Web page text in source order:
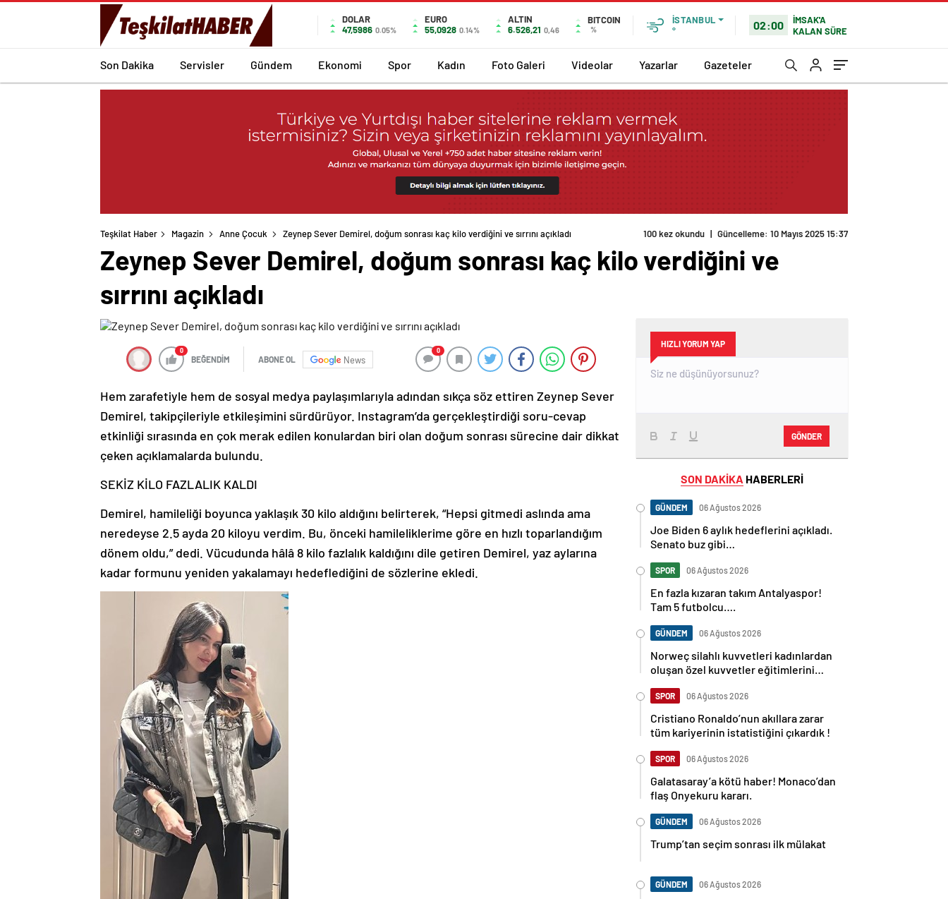
DOLAR
47,5986 0.05%
EURO
55,0928 0.14%
ALTIN
6.526,21 0,46
BITCOIN
%
İSTANBUL
°
02:00
İMSAK'A
KALAN SÜRE
Son Dakika Servisler Gündem Ekonomi Spor Kadın Foto Galeri Videolar Yazarlar Gazeteler
Teşkilat Haber Magazin Anne Çocuk Zeynep Sever Demirel, doğum sonrası kaç kilo verdiğini ve sırrını açıkladı 100 kez okundu | Güncelleme: 10 Mayıs 2025 15:37
Zeynep Sever Demirel, doğum sonrası kaç kilo verdiğini ve
sırrını açıkladı
0
BEĞENDİM ABONE OL News
0
Hem zarafetiyle hem de sosyal medya paylaşımlarıyla adından sıkça söz ettiren Zeynep Sever
Demirel, takipçileriyle etkileşimini sürdürüyor. Instagram’da gerçekleştirdiği soru-cevap
etkinliği sırasında en çok merak edilen konulardan biri olan doğum sonrası sürecine dair dikkat
çeken açıklamalarda bulundu.
SEKİZ KİLO FAZLALIK KALDI
Demirel, hamileliği boyunca yaklaşık 30 kilo aldığını belirterek, “Hepsi gitmedi aslında ama
neredeyse 2.5 ayda 20 kiloyu verdim. Bu, önceki hamileliklerime göre en hızlı toparlandığım
dönem oldu,” dedi. Vücudunda hâlâ 8 kilo fazlalık kaldığını dile getiren Demirel, yaz aylarına
kadar formunu yeniden yakalamayı hedeflediğini de sözlerine ekledi.
HIZLI YORUM YAP
GÖNDER
SON DAKİKA HABERLERİ
GÜNDEM 06 Ağustos 2026
Joe Biden 6 aylık hedeflerini açıkladı.
Senato buz gibi…
SPOR 06 Ağustos 2026
En fazla kızaran takım Antalyaspor!
Tam 5 futbolcu….
GÜNDEM 06 Ağustos 2026
Norweç silahlı kuvvetleri kadınlardan
oluşan özel kuvvetler eğitimlerini
SPOR 06 Ağustos 2026
Cristiano Ronaldo’nun akıllara zarar
tüm kariyerinin istatistiğini çıkardık !
SPOR 06 Ağustos 2026
Galatasaray’a kötü haber! Monaco’dan
flaş Onyekuru kararı.
GÜNDEM 06 Ağustos 2026
Trump’tan seçim sonrası ilk mülakat
GÜNDEM 06 Ağustos 2026